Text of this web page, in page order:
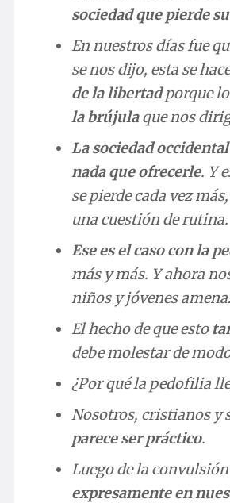
sociedad que pierde
En nuestros días fue
se nos dijo, esta se
de la libertadporque
la brújulaque nos
La sociedad
nada que ofrecerle. Y
se pierde cada vez
una cuestión de rutina.
Ese es el caso con la
más y más. Y ahora
niños y jóvenes
El hecho de que esto
debe molestar de
¿Por qué la pedofilia
Nosotros, cristianos y
parece ser práctico.
Luego de la
expresamente en